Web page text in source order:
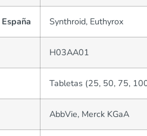
Synthroid, Euthyrox
H03AA01
Tabletas (25, 50, 75,
AbbVie, Merck KGaA